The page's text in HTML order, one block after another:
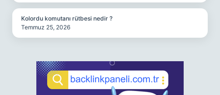
Kolordu komutanı rütbesi nedir ?
Temmuz 25, 2026